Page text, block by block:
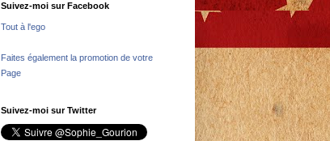
Suivez-moi sur Facebook
Tout à l'ego
Faites également la promotion de votre
Page
Suivez-moi sur Twitter